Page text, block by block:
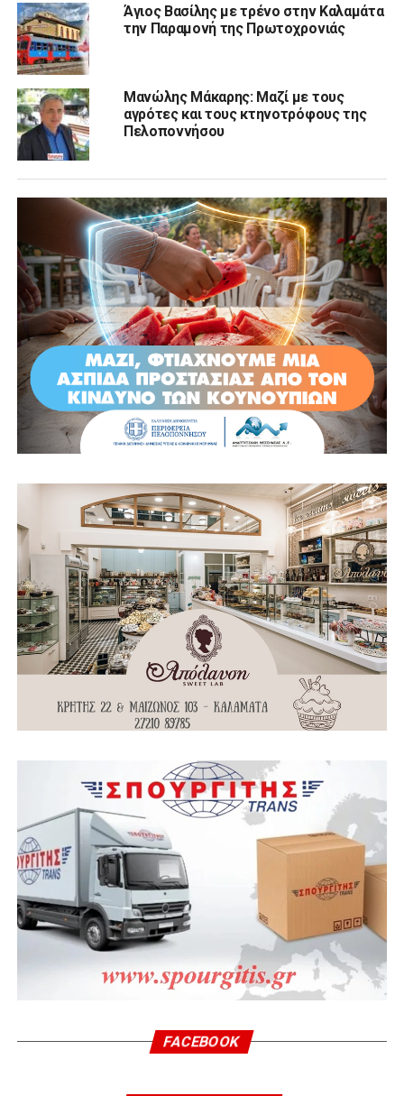
Άγιος Βασίλης με τρένο στην Καλαμάτα
την Παραμονή της Πρωτοχρονιάς
Μανώλης Μάκαρης: Μαζί με τους
αγρότες και τους κτηνοτρόφους της
Πελοποννήσου
FACEBOOK